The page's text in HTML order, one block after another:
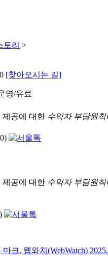
토리 >
[찾아오시는 길]
영/유료
제공에 대한 수익자 부담원
제공에 대한 수익자 부담원